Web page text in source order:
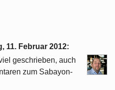
11. Februar 2012:
geschrieben, auch
zum Sabayon-